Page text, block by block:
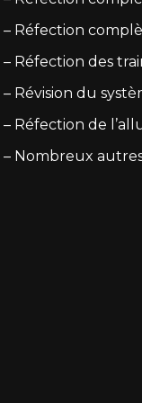
– Réfection
– Réfection des
– Révision du
– Réfection de
– Nombreux